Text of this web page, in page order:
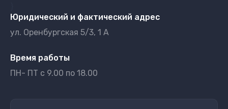
Юридический и фактический адрес
ул. Оренбургская 5/3, 1 А
Время работы
ПН- ПТ с 9.00 по 18.00